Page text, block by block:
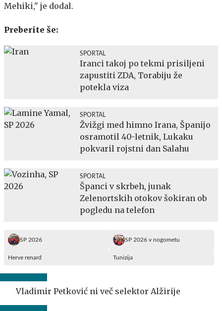
Mehiki," je dodal.
Preberite še:
SPORTAL
Iranci takoj po tekmi prisiljeni
zapustiti ZDA, Torabiju že
potekla viza
SPORTAL
Žvižgi med himno Irana, Španijo
osramotil 40-letnik, Lukaku
pokvaril rojstni dan Salahu
SPORTAL
Španci v skrbeh, junak
Zelenortskih otokov šokiran ob
pogledu na telefon
SP 2026 SP 2026 v nogometu
Herve renard Tunizija
Vladimir Petković ni več selektor Alžirije